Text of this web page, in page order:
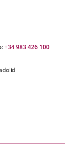
+34 983 426 100